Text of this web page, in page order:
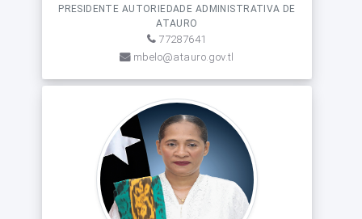
PRESIDENTE AUTORIEDADE ADMINISTRATIVA DE
ATAURO
77287641
mbelo@atauro.gov.tl